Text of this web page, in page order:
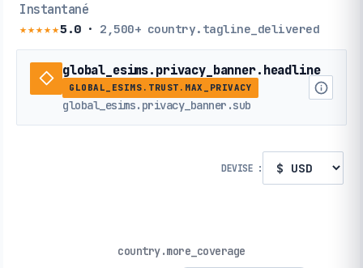
Instantané
★★★★★5.0· 2,500+ country.tagline_delivered
global_esims.privacy_banner.headline
GLOBAL_ESIMS.TRUST.MAX_PRIVACY
global_esims.privacy_banner.sub
DEVISE :
country.more_coverage